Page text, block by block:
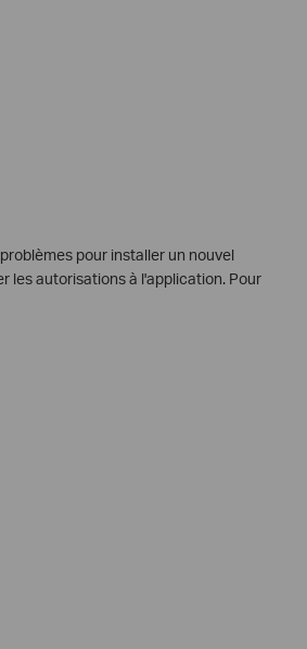
pour installer un nouvel
les autorisations à l'application. Pour